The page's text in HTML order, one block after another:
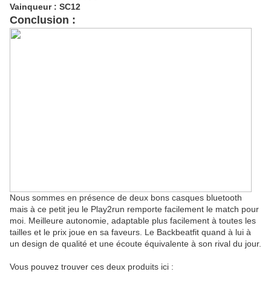
Vainqueur : SC12
Conclusion :
Nous sommes en présence de deux bons casques bluetooth
mais à ce petit jeu le Play2run remporte facilement le match pour
moi. Meilleure autonomie, adaptable plus facilement à toutes les
tailles et le prix joue en sa faveurs. Le Backbeatfit quand à lui à
un design de qualité et une écoute équivalente à son rival du jour.
Vous pouvez trouver ces deux produits ici :